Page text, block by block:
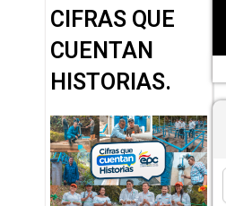
CIFRAS QUE
CUENTAN
HISTORIAS.